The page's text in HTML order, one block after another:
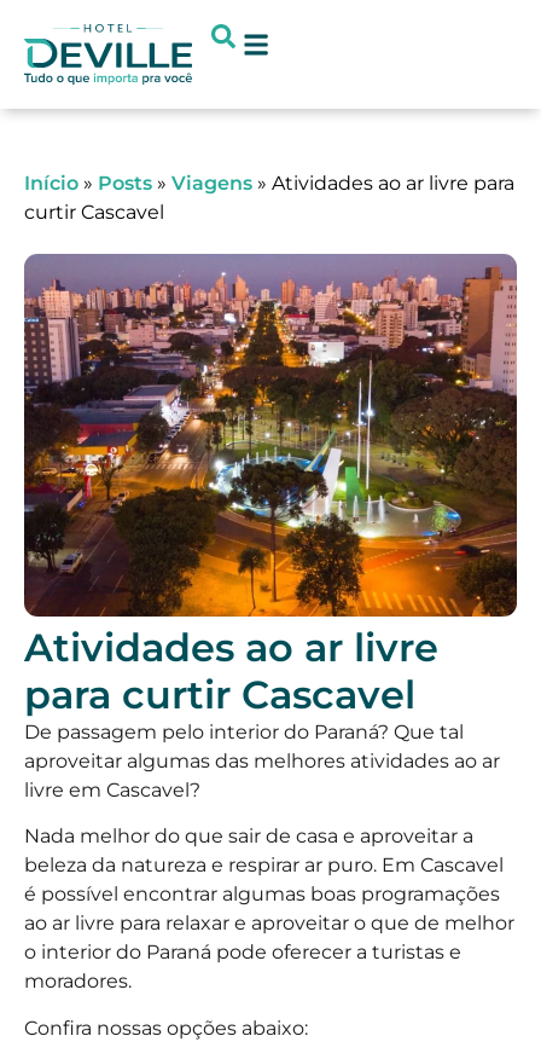
Início » Posts » Viagens » Atividades ao ar livre para
curtir Cascavel
Atividades ao ar livre
para curtir Cascavel
De passagem pelo interior do Paraná? Que tal
aproveitar algumas das melhores atividades ao ar
livre em Cascavel?
Nada melhor do que sair de casa e aproveitar a
beleza da natureza e respirar ar puro. Em Cascavel
é possível encontrar algumas boas programações
ao ar livre para relaxar e aproveitar o que de melhor
o interior do Paraná pode oferecer a turistas e
moradores.
Confira nossas opções abaixo: